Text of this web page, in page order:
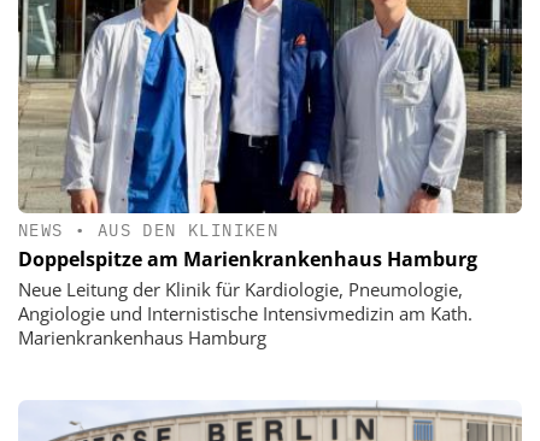
NEWS • AUS DEN KLINIKEN
Doppelspitze am Marienkrankenhaus Hamburg
Neue Leitung der Klinik für Kardiologie, Pneumologie,
Angiologie und Internistische Intensivmedizin am Kath.
Marienkrankenhaus Hamburg